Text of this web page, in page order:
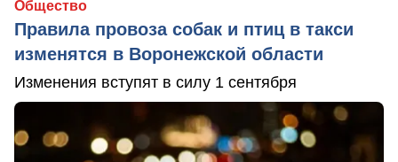
Общество
Правила провоза собак и птиц в такси
изменятся в Воронежской области
Изменения вступят в силу 1 сентября